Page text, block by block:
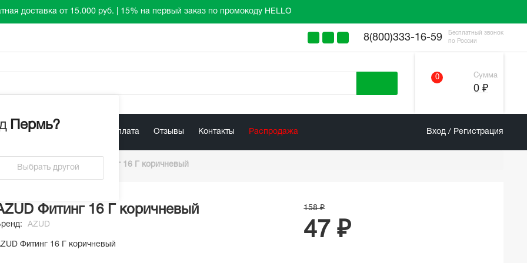
доставка от 15.000 руб. | 15% на первый заказ по промокоду HELLO
8(800)333-16-59
Бесплатный звонок
по России
Пермь?
Выбрать другой
0 Сумма
0 ₽
Акции Доставка / Оплата Отзывы Контакты Распродажа Вход / Регистрация
/AZUD Фитинг 16 Г коричневый
Фитинг 16 Г коричневый
AZUD
Фитинг 16 Г коричневый
158 ₽
47 ₽